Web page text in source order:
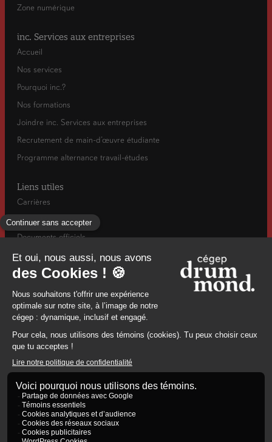
Zone numérique
inc. Services aux entreprises
Accueil
Nos services
Pourquoi inc.?
Nos formations
Joindre inc. Services aux entreprises
Recrutement de main-d’œuvre étudiante
Programme alternance travail-études
Liens utiles
Carrières
Actualités
Documents officiels
Info-rentrée automne
Mesures d’urgence / Santé et sécurité
960, rue Saint-Georges, Drummondville, (Québec) J2C 6A2
8194784671